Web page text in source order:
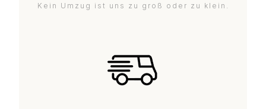
Kein Umzug ist uns zu groß oder zu klein.